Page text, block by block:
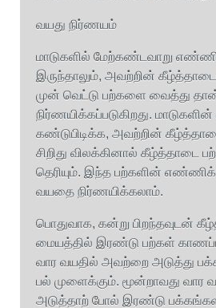
வயது நிர்ணயம்
மாடுகளில் மேற்கண்டவாறு
இருந்தாலும், அவற்றின்
முன் வெட்டு பற்களை வைத்து
நிர்ணயிக்கப்படுகிறது.
கண்டுபிடிக்க, அவற்றின்
சிறிது விலக்கினால் கீழ்த்தாடை
தெரியும். இந்த பற்களின்
வயதை நிர்ணயிக்கலாம்.
பொதுவாக, கன்று பிறந்தவுடன்
மையத்தில் இரண்டு பற்கள்
வார வயதில் அவற்றை அடுத்து
பல் முளைக்கும். மூன்றாவது வார
அடுத்தாற் போல் இரண்டு